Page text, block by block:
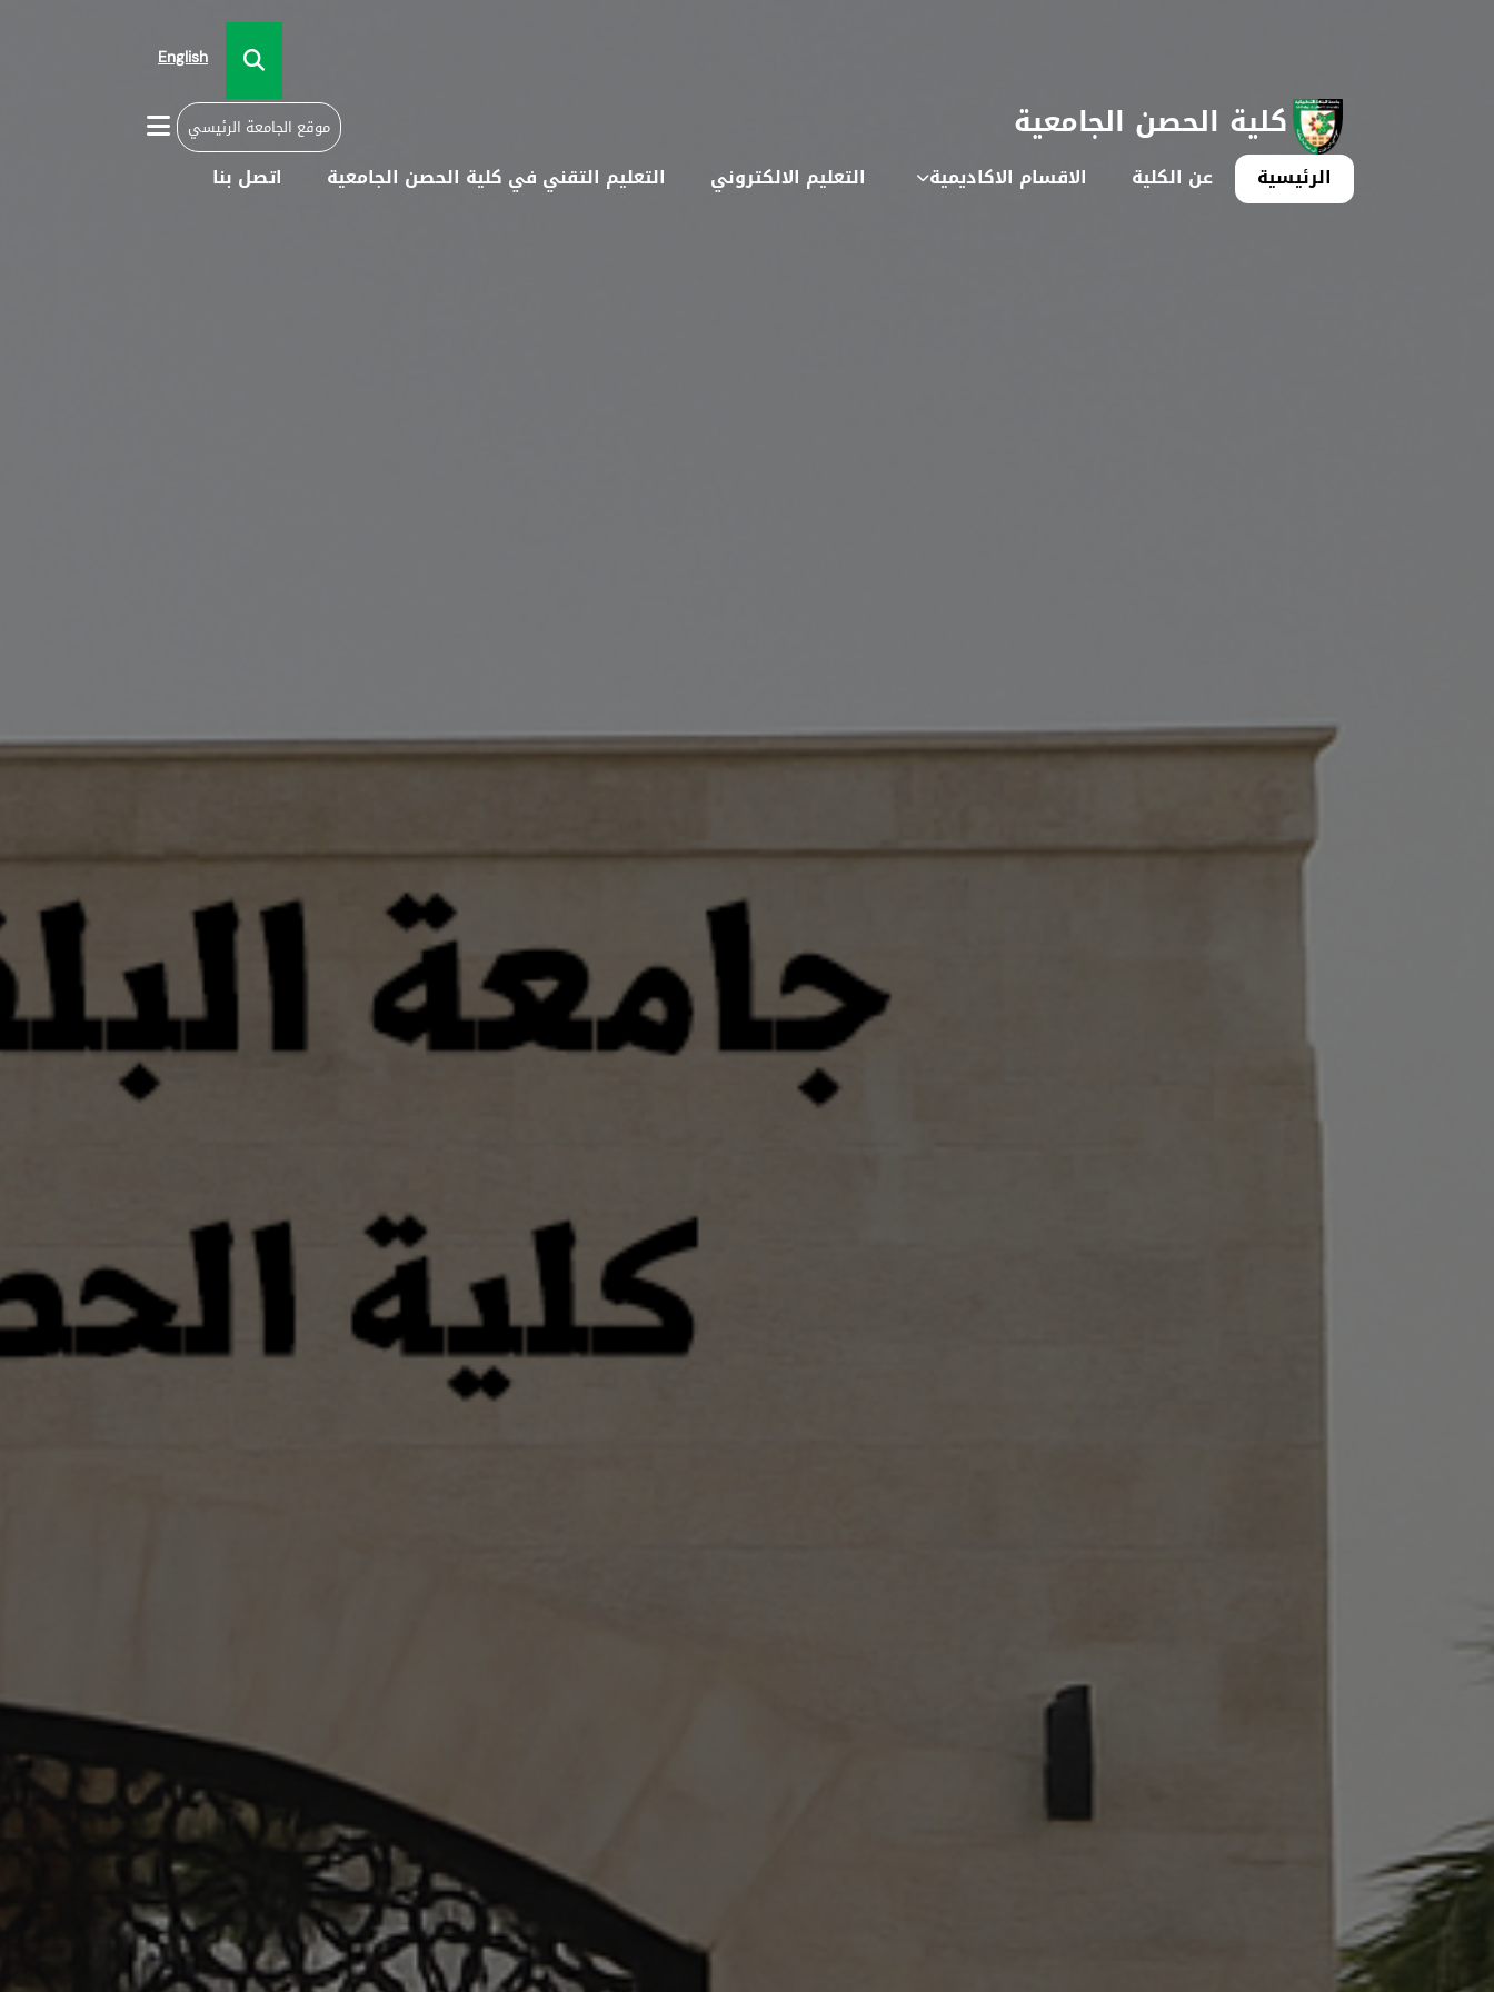
English
كلية الحصن الجامعية موقع الجامعة الرئيسي
الرئيسية عن الكلية الاقسام الاكاديمية التعليم الالكتروني التعليم التقني في كلية الحصن الجامعية اتصل بنا